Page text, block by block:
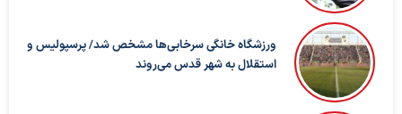
ورزشگاه خانگی سرخابی‌ها مشخص شد/ پرسپولیس و
استقلال به شهر قدس می‌روند